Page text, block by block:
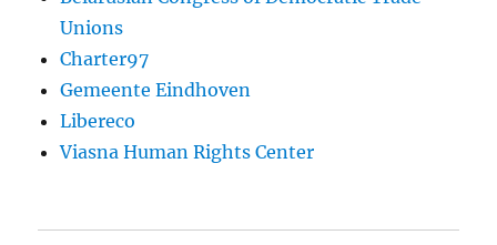
Unions
Charter97
Gemeente Eindhoven
Libereco
Viasna Human Rights Center